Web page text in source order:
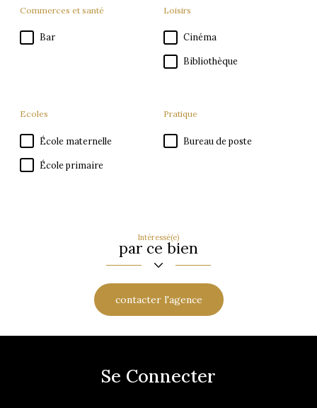
Commerces et santé
Bar
Loisirs
Cinéma
Bibliothèque
Ecoles
École maternelle
École primaire
Pratique
Bureau de poste
Intéressé(e)
par ce bien
contacter l'agence
Se Connecter